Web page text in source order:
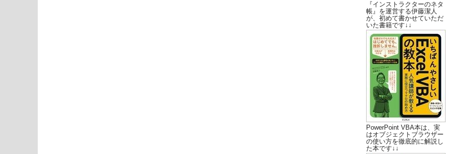
『インストラクターのネタ
帳』を運営する伊藤潔人
が、初めて書かせていただ
いた書籍です↓↓
PowerPoint VBA本は、実
はオブジェクトブラウザー
の使い方を徹底的に解説し
た本です↓↓